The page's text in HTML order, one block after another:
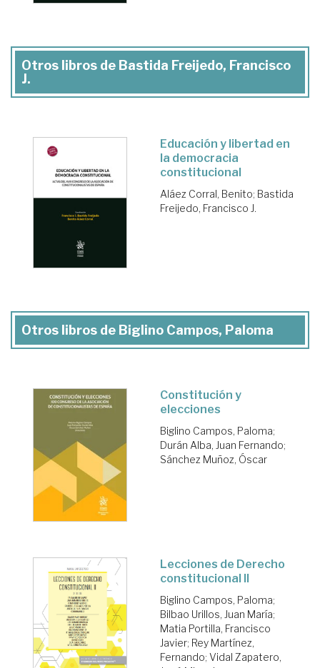
Otros libros de Bastida Freijedo, Francisco
J.
Educación y libertad en
la democracia
constitucional
Aláez Corral, Benito; Bastida
Freijedo, Francisco J.
Otros libros de Biglino Campos, Paloma
Constitución y
elecciones
Biglino Campos, Paloma;
Durán Alba, Juan Fernando;
Sánchez Muñoz, Óscar
Lecciones de Derecho
constitucional II
Biglino Campos, Paloma;
Bilbao Urillos, Juan María;
Matia Portilla, Francisco
Javier; Rey Martínez,
Fernando; Vidal Zapatero,